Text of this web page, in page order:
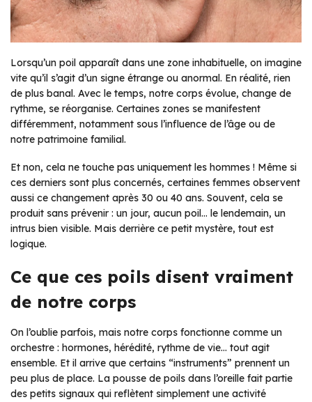
Lorsqu’un poil apparaît dans une zone inhabituelle, on imagine
vite qu’il s’agit d’un signe étrange ou anormal. En réalité, rien
de plus banal. Avec le temps, notre corps évolue, change de
rythme, se réorganise. Certaines zones se manifestent
différemment, notamment sous l’influence de l’âge ou de
notre patrimoine familial.
Et non, cela ne touche pas uniquement les hommes ! Même si
ces derniers sont plus concernés, certaines femmes observent
aussi ce changement après 30 ou 40 ans. Souvent, cela se
produit sans prévenir : un jour, aucun poil… le lendemain, un
intrus bien visible. Mais derrière ce petit mystère, tout est
logique.
Ce que ces poils disent vraiment
de notre corps
On l’oublie parfois, mais notre corps fonctionne comme un
orchestre : hormones, hérédité, rythme de vie… tout agit
ensemble. Et il arrive que certains “instruments” prennent un
peu plus de place. La pousse de poils dans l’oreille fait partie
des petits signaux qui reflètent simplement une activité